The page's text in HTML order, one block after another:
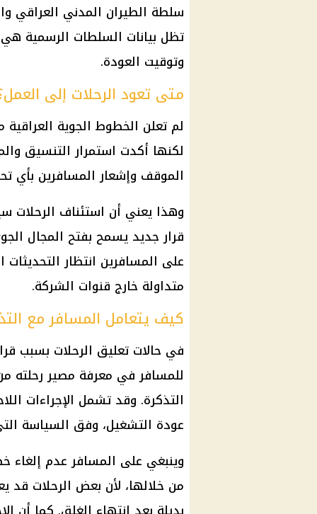
سلطة الطيران المدني العراقي
تظل بيانات السلطات الرسمية
وتوقيت العودة.
متى تعود الرحلات إلى
لم تعلن الخطوط الجوية العراقية
لكنها أكدت استمرار التنسيق
الموقف وإشعار المسافرين بأي
وهذا يعني أن استئناف الرحلات
قرار جديد يسمح بفتح المجال
على المسافرين انتظار
متداولة خارج قنوات الشركة.
كيف يتعامل المسافر مع
في حالات تعليق الرحلات بسبب
للمسافر في معرفة مصير رحلته
التذكرة. وقد تشمل الإجراءات
عودة التشغيل، وفق السياسة
وينبغي على المسافر عدم إلغاء
من خلالها، لأن بعض الرحلات قد